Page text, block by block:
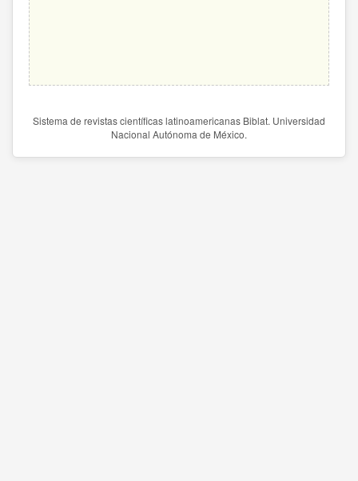
Sistema de revistas científicas latinoamericanas Biblat. Universidad
Nacional Autónoma de México.